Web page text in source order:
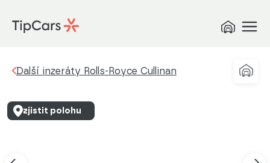
Další inzeráty Rolls-Royce Cullinan
zjistit polohu